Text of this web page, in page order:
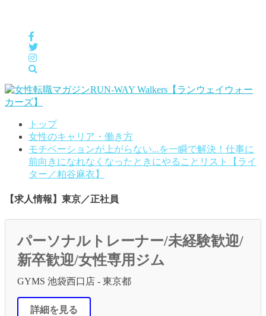
トップ
女性のキャリア・働き方
モチベーションが上がらない...を一瞬で解決！仕事に
前向きになれなくなったときにやることリスト【ライ
ター／粕谷麻衣】
【求人情報】東京／正社員
パーソナルトレーナー/未経験歓迎/
新卒歓迎/女性専用ジム
GYMS 池袋西口店 - 東京都
詳細を見る